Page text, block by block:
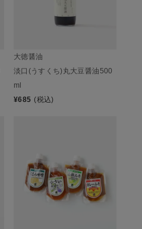
大徳醤油
淡口(うすくち)丸大豆醤油500
ml
¥685 (税込)